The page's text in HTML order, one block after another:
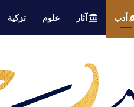
أدب آثار علوم تزكية